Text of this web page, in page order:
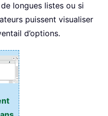
longues listes ou si
puissent visualiser
d’options.